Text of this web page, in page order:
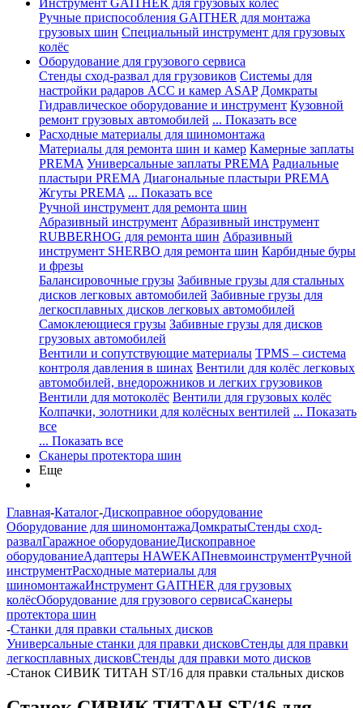
Инструмент GAITHER для грузовых колёс
Ручные приспособления GAITHER для монтажа
грузовых шин Специальный инструмент для грузовых
колёс
Оборудование для грузового сервиса
Стенды сход-развал для грузовиков Системы для
настройки радаров ACC и камер ASAP Домкраты
Гидравлическое оборудование и инструмент Кузовной
ремонт грузовых автомобилей ... Показать все
Расходные материалы для шиномонтажа
Материалы для ремонта шин и камер Камерные заплаты
PREMA Универсальные заплаты PREMA Радиальные
пластыри PREMA Диагональные пластыри PREMA
Жгуты PREMA ... Показать все
Ручной инструмент для ремонта шин
Абразивный инструмент Абразивный инструмент
RUBBERHOG для ремонта шин Абразивный
инструмент SHERBO для ремонта шин Карбидные буры
и фрезы
Балансировочные грузы Забивные грузы для стальных
дисков легковых автомобилей Забивные грузы для
легкосплавных дисков легковых автомобилей
Самоклеющиеся грузы Забивные грузы для дисков
грузовых автомобилей
Вентили и сопутствующие материалы TPMS – система
контроля давления в шинах Вентили для колёс легковых
автомобилей, внедорожников и легких грузовиков
Вентили для мотоколёс Вентили для грузовых колёс
Колпачки, золотники для колёсных вентилей ... Показать
все
... Показать все
Сканеры протектора шин
Еще
Главная-Каталог-Дископравное оборудование
Оборудование для шиномонтажаДомкратыСтенды сход-
развалГаражное оборудованиеДископравное
оборудованиеАдаптеры HAWEKAПневмоинструментРучной
инструментРасходные материалы для
шиномонтажаИнструмент GAITHER для грузовых
колёсОборудование для грузового сервисаСканеры
протектора шин
-Станки для правки стальных дисков
Универсальные станки для правки дисковСтенды для правки
легкосплавных дисковСтенды для правки мото дисков
-Станок СИВИК ТИТАН ST/16 для правки стальных дисков